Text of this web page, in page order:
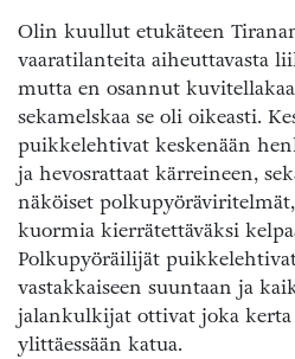
Olin kuullut etukäteen
vaaratilanteita aiheuttavasta
mutta en osannut
sekamelskaa se oli oikeasti.
puikkelehtivat keskenään
ja hevosrattaat kärreineen,
näköiset
kuormia kierrätettäväksi
Polkupyöräilijät
vastakkaiseen suuntaan ja
jalankulkijat ottivat joka
ylittäessään katua.